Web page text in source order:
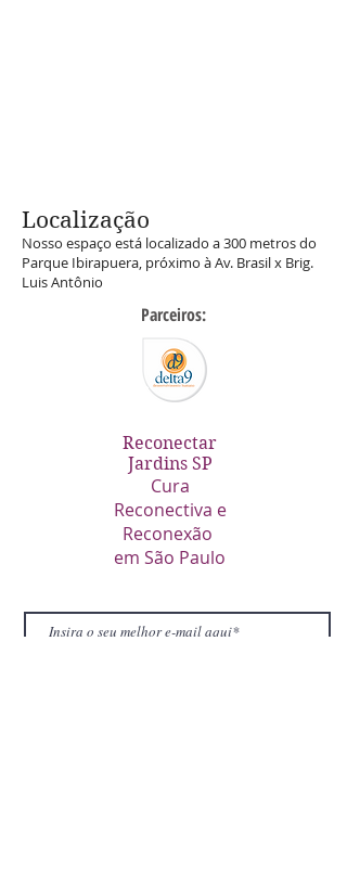
Localização
Nosso espaço está localizado a 300 metros do
Parque Ibirapuera, próximo à Av. Brasil x Brig.
Luis Antônio
Parceiros:
Reconectar
Jardins SP
Cura
Reconectiva e
Reconexão
em São Paulo